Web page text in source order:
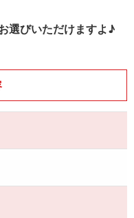
選びいただけますよ♪